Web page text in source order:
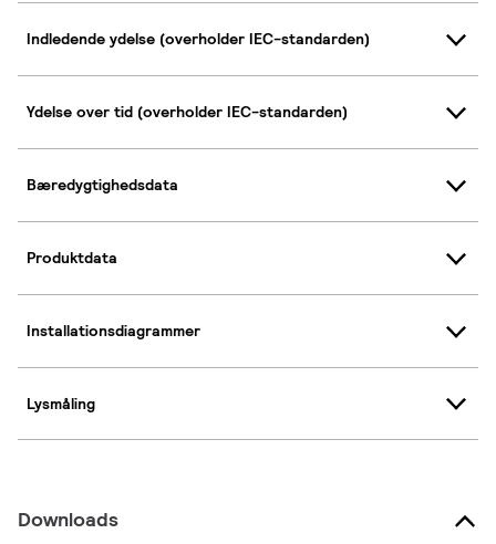
Indledende ydelse (overholder IEC-standarden)
Ydelse over tid (overholder IEC-standarden)
Bæredygtighedsdata
Produktdata
Installationsdiagrammer
Lysmåling
Downloads